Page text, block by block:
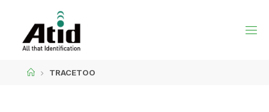
TRACETOO